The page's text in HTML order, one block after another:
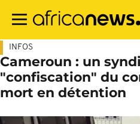
contenu
INFOS
Cameroun : un
"confiscation" du
mort en détention